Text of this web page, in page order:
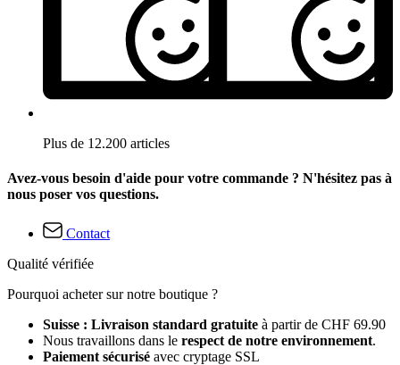
Plus de 12.200 articles
Avez-vous besoin d'aide pour votre commande ? N'hésitez pas à
nous poser vos questions.
Contact
Qualité vérifiée
Pourquoi acheter sur notre boutique ?
Suisse : Livraison standard gratuite à partir de CHF 69.90
Nous travaillons dans le respect de notre environnement.
Paiement sécurisé avec cryptage SSL